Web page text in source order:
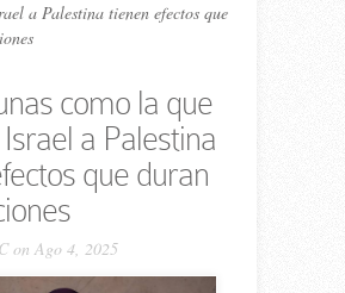
a Palestina tienen efectos que
como la que
a Palestina
que duran
on Ago 4, 2025